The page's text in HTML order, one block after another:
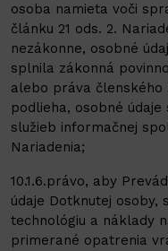
osoba namieta voči
článku 21 ods. 2.
nezákonne, osobné
splnila zákonná
alebo práva
podlieha, osobné
služieb informačnej
Nariadenia;
10.1.6.právo, aby
údaje Dotknutej osoby,
technológiu a náklady
primerané opatrenia